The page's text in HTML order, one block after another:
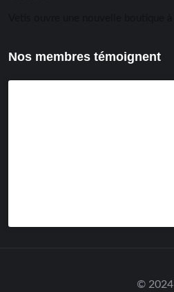
Nos membres témoignent
© 2024